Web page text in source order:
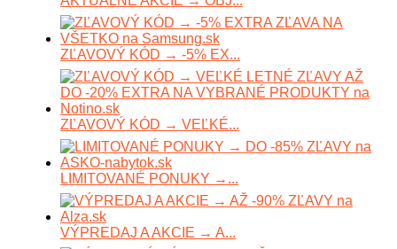
ZĽAVOVÝ KÓD → -5% EX...
ZĽAVOVÝ KÓD → VEĽKÉ...
LIMITOVANÉ PONUKY →...
VÝPREDAJ A AKCIE → A...